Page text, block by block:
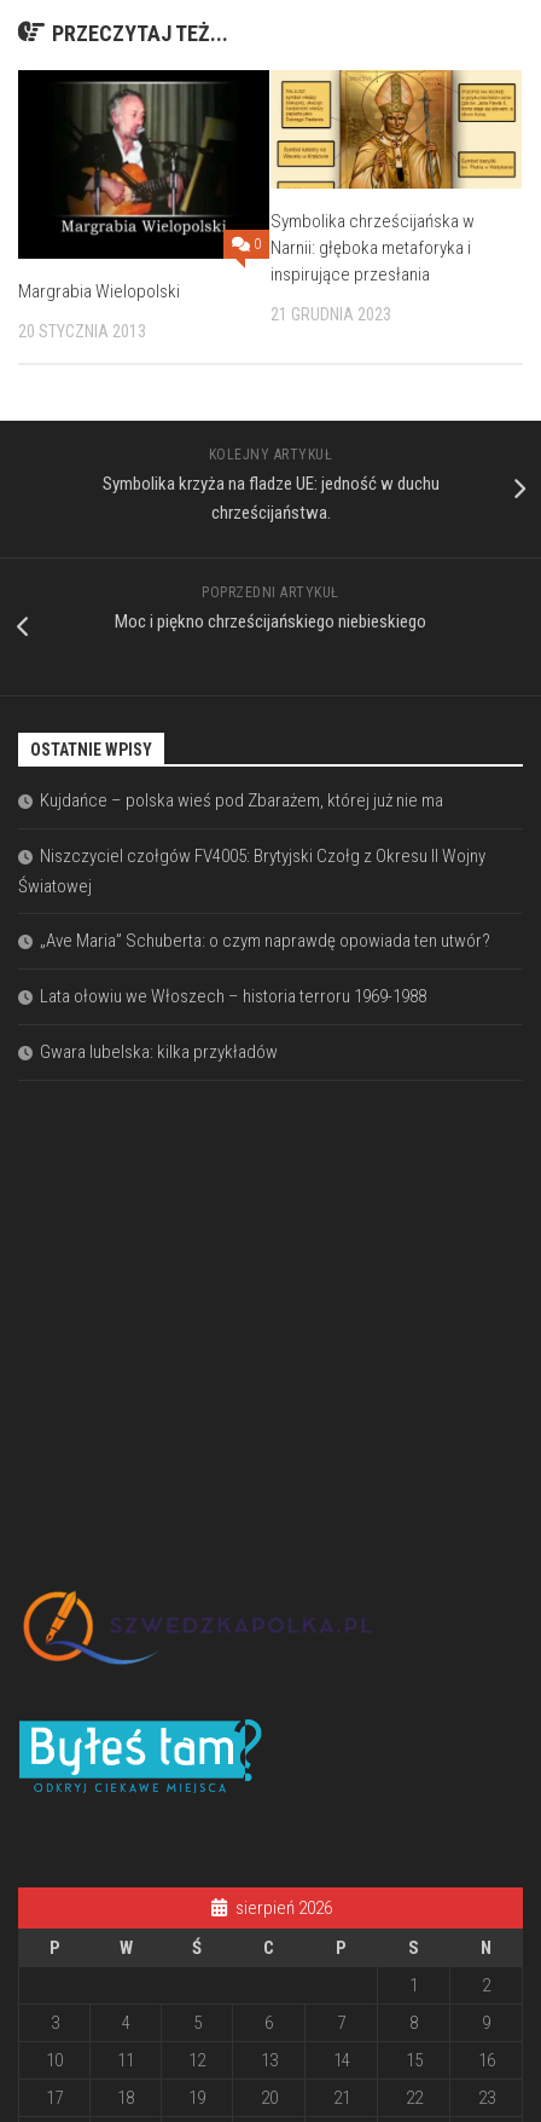
PRZECZYTAJ TEŻ...
0
Margrabia Wielopolski
20 STYCZNIA 2013
Symbolika chrześcijańska w
Narnii: głęboka metaforyka i
inspirujące przesłania
21 GRUDNIA 2023
KOLEJNY ARTYKUŁ
Symbolika krzyża na fladze UE: jedność w duchu
chrześcijaństwa.
POPRZEDNI ARTYKUŁ
Moc i piękno chrześcijańskiego niebieskiego
OSTATNIE WPISY
Kujdańce – polska wieś pod Zbarażem, której już nie ma
Niszczyciel czołgów FV4005: Brytyjski Czołg z Okresu II Wojny
Światowej
„Ave Maria” Schuberta: o czym naprawdę opowiada ten utwór?
Lata ołowiu we Włoszech – historia terroru 1969-1988
Gwara lubelska: kilka przykładów
sierpień 2026
P
W Ś C P S
N
1
2
3
4 5 6 7 8
9
10
11 12 13 14 15
16
17
18 19 20 21 22
23